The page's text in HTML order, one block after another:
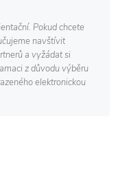
Pokud chcete
navštívit
a vyžádat si
z důvodu výběru
elektronickou